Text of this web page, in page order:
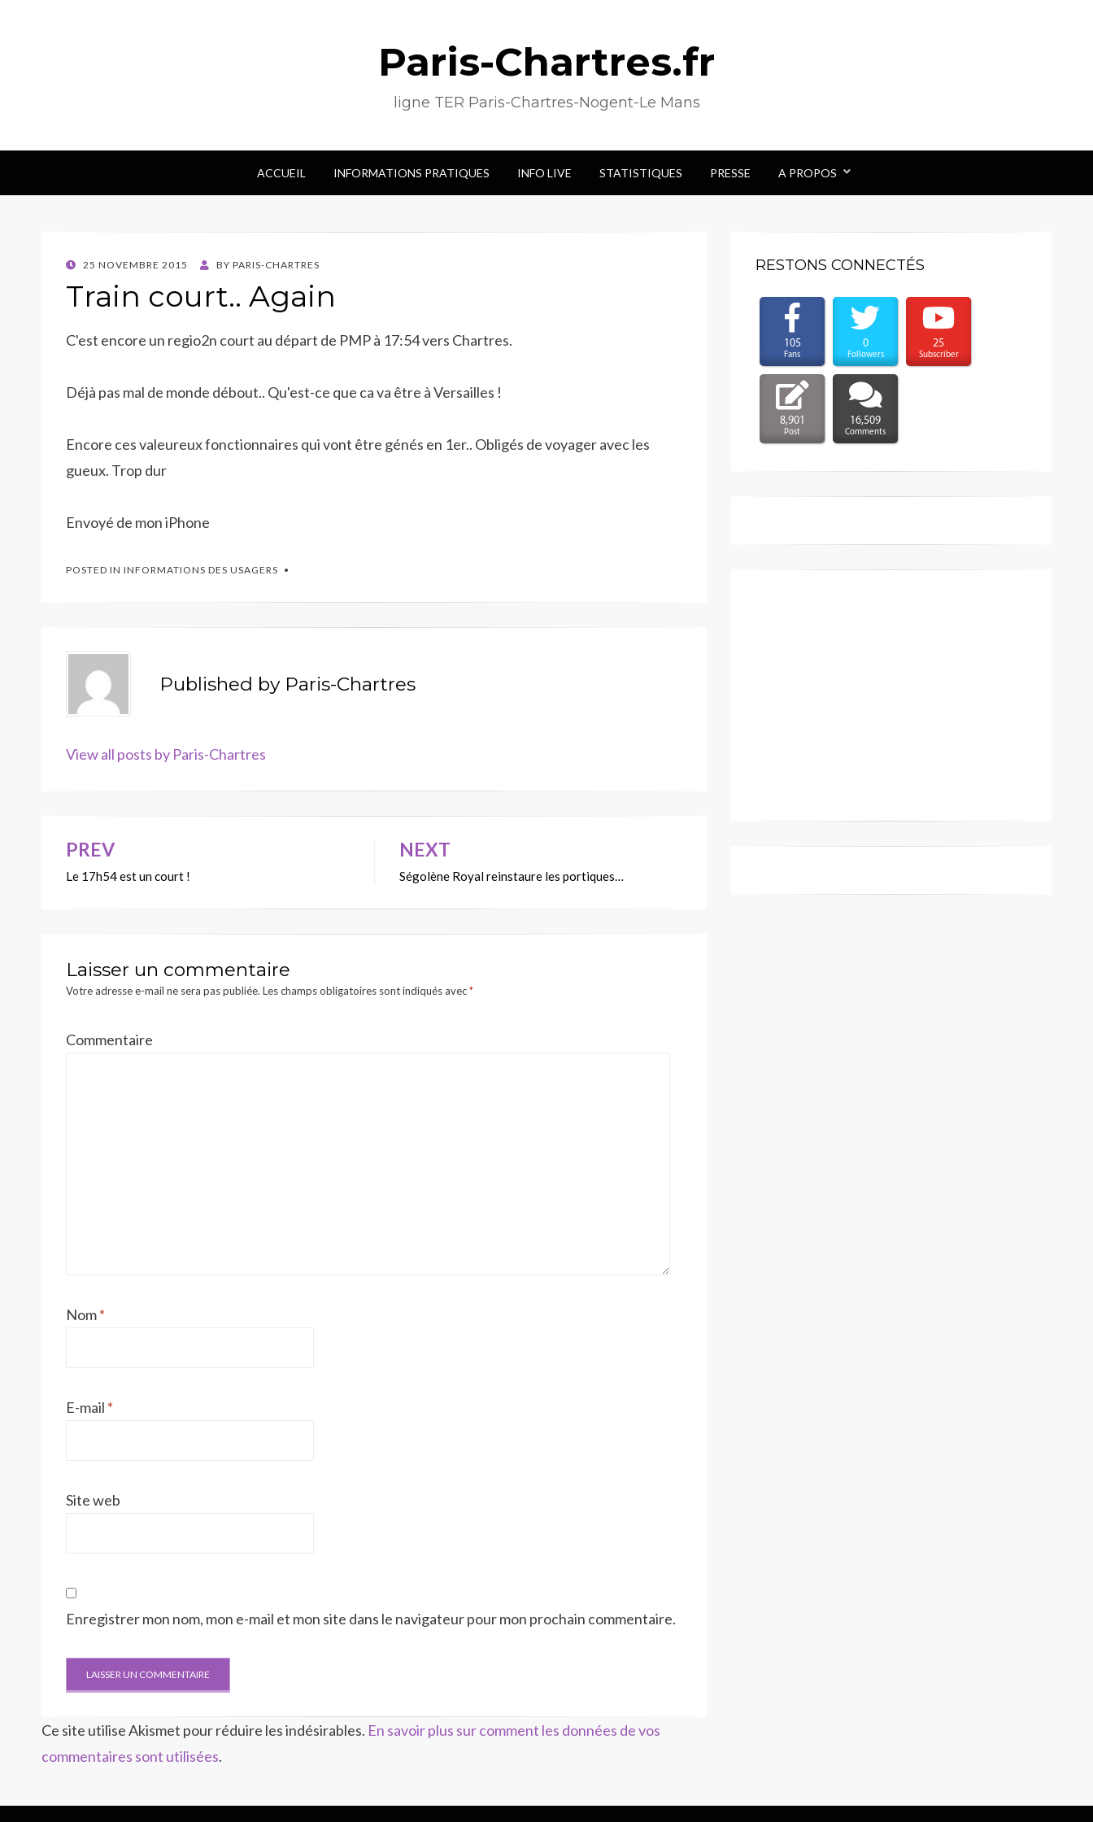
Paris-Chartres.fr
ligne TER Paris-Chartres-Nogent-Le Mans
ACCUEIL INFORMATIONS PRATIQUES INFO LIVE STATISTIQUES PRESSE A PROPOS
POSTED
25 NOVEMBRE 2015 BY PARIS-CHARTRES
Train court.. Again
C'est encore un regio2n court au départ de PMP à 17:54 vers Chartres.
Déjà pas mal de monde débout.. Qu'est-ce que ca va être à Versailles !
Encore ces valeureux fonctionnaires qui vont être génés en 1er.. Obligés de voyager avec les
gueux. Trop dur
Envoyé de mon iPhone
POSTED IN INFORMATIONS DES USAGERS
Published by Paris-Chartres
View all posts by Paris-Chartres
Navigation
de
PREV
Le 17h54 est un court !
NEXT
Ségolène Royal reinstaure les portiques…
Laisser un commentaire
Votre adresse e-mail ne sera pas publiée. Les champs obligatoires sont indiqués avec*
Commentaire
Nom*
E-mail *
Site web
Enregistrer mon nom, mon e-mail et mon site dans le navigateur pour mon prochain commentaire.
Ce site utilise Akismet pour réduire les indésirables. En savoir plus sur comment les données de vos
commentaires sont utilisées.
RESTONS CONNECTÉS
105
Fans
0
Followers
25
Subscriber
8,901
Post
16,509
Comments